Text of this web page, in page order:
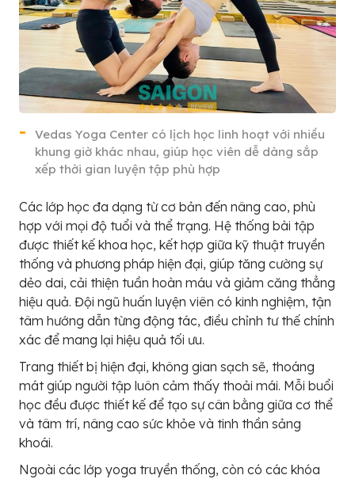
Vedas Yoga Center có lịch học linh hoạt với nhiều
khung giờ khác nhau, giúp học viên dễ dàng sắp
xếp thời gian luyện tập phù hợp
Các lớp học đa dạng từ cơ bản đến nâng cao, phù
hợp với mọi độ tuổi và thể trạng. Hệ thống bài tập
được thiết kế khoa học, kết hợp giữa kỹ thuật truyền
thống và phương pháp hiện đại, giúp tăng cường sự
dẻo dai, cải thiện tuần hoàn máu và giảm căng thẳng
hiệu quả. Đội ngũ huấn luyện viên có kinh nghiệm, tận
tâm hướng dẫn từng động tác, điều chỉnh tư thế chính
xác để mang lại hiệu quả tối ưu.
Trang thiết bị hiện đại, không gian sạch sẽ, thoáng
mát giúp người tập luôn cảm thấy thoải mái. Mỗi buổi
học đều được thiết kế để tạo sự cân bằng giữa cơ thể
và tâm trí, nâng cao sức khỏe và tinh thần sảng
khoái.
Ngoài các lớp yoga truyền thống, còn có các khóa